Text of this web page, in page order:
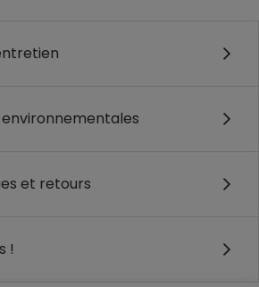
et retours
!